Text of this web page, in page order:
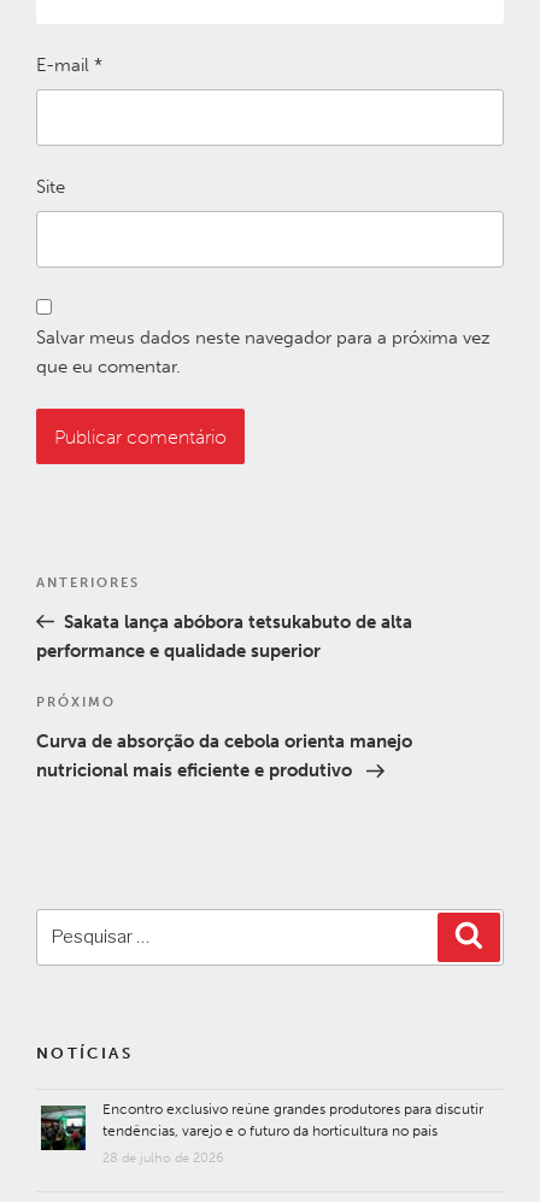
E-mail *
Site
Salvar meus dados neste navegador para a próxima vez
que eu comentar.
Post
Post
anterior
ANTERIORES
Sakata lança abóbora tetsukabuto de alta
performance e qualidade superior
Próximo
post
PRÓXIMO
Curva de absorção da cebola orienta manejo
nutricional mais eficiente e produtivo
NOTÍCIAS
Encontro exclusivo reúne grandes produtores para discutir
tendências, varejo e o futuro da horticultura no país
28 de julho de 2026